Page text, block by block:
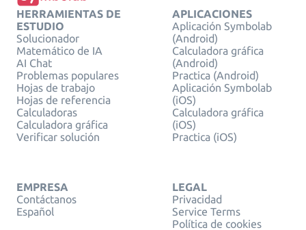
HERRAMIENTAS DE
ESTUDIO
Solucionador
Matemático de IA
AI Chat
Problemas populares
Hojas de trabajo
Hojas de referencia
Calculadoras
Calculadora gráfica
Verificar solución
APLICACIONES
Aplicación Symbolab
(Android)
Calculadora gráfica
(Android)
Practica (Android)
Aplicación Symbolab
(iOS)
Calculadora gráfica
(iOS)
Practica (iOS)
EMPRESA
Contáctanos
Español
LEGAL
Privacidad
Service Terms
Política de cookies